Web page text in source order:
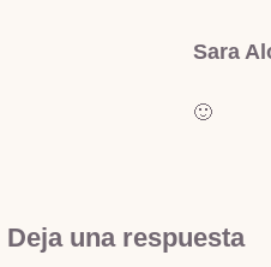
Sara
🙂
Deja una respuesta